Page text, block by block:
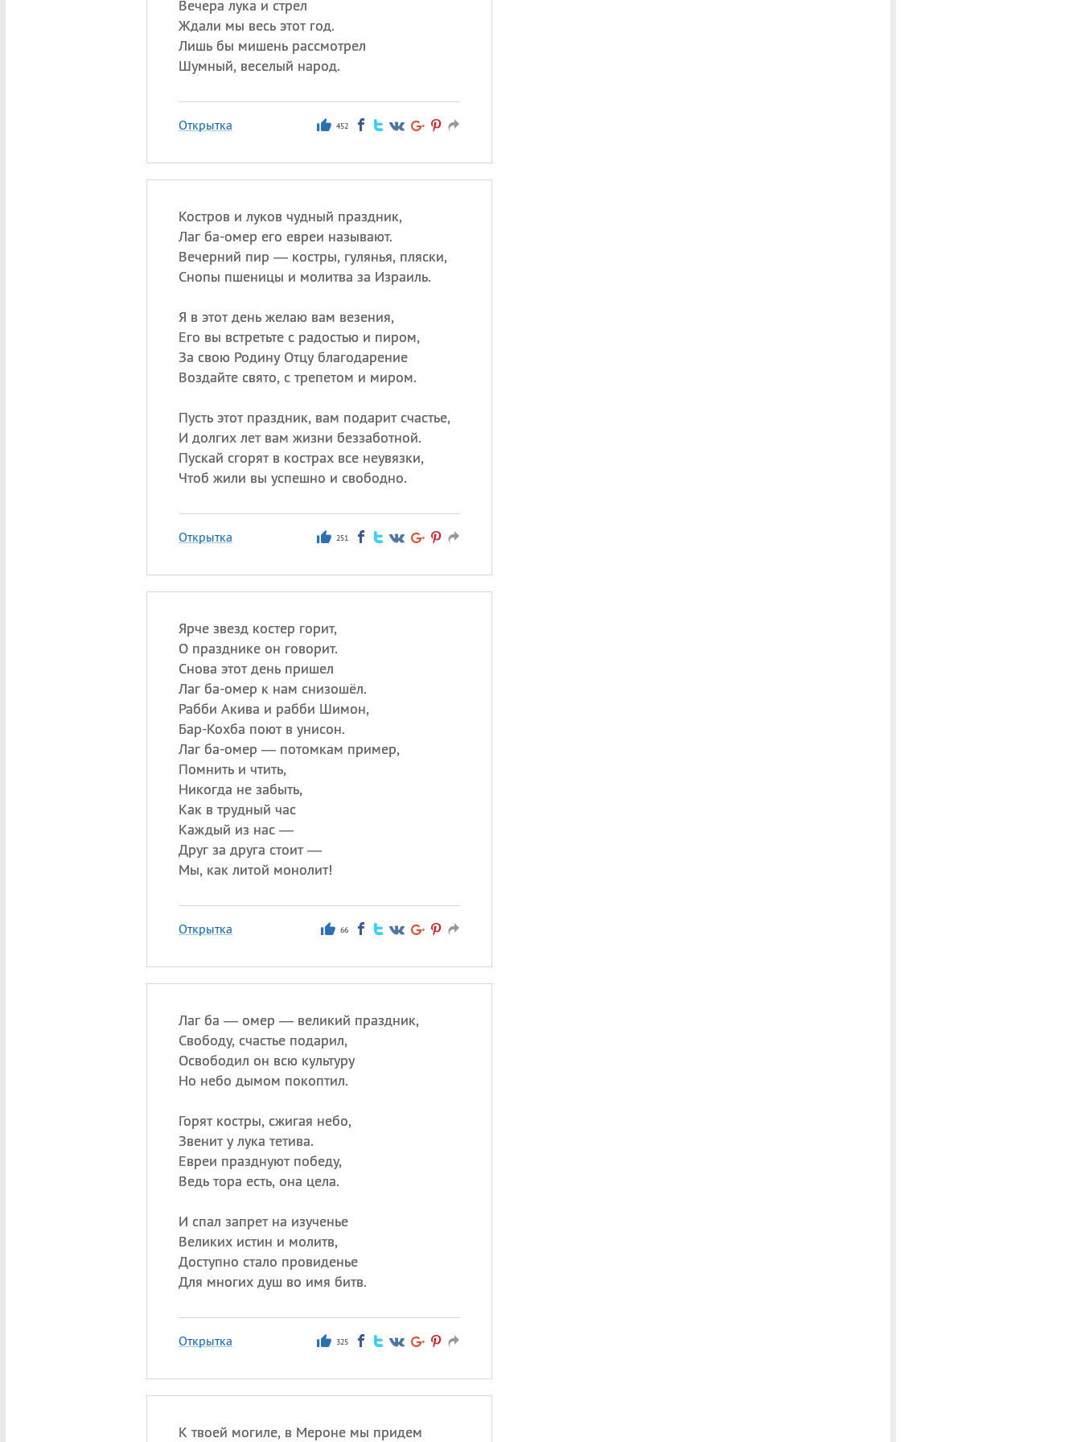
Вечера лука и стрел
Ждали мы весь этот год.
Лишь бы мишень рассмотрел
Шумный, веселый народ.
Открытка 452
Костров и луков чудный праздник,
Лаг ба-омер его евреи называют.
Вечерний пир — костры, гулянья, пляски,
Снопы пшеницы и молитва за Израиль.
Я в этот день желаю вам везения,
Его вы встретьте с радостью и пиром,
За свою Родину Отцу благодарение
Воздайте свято, с трепетом и миром.
Пусть этот праздник, вам подарит счастье,
И долгих лет вам жизни беззаботной.
Пускай сгорят в кострах все неувязки,
Чтоб жили вы успешно и свободно.
Открытка 251
Ярче звезд костер горит,
О празднике он говорит.
Снова этот день пришел
Лаг ба-омер к нам снизошёл.
Рабби Акива и рабби Шимон,
Бар-Кохба поют в унисон.
Лаг ба-омер — потомкам пример,
Помнить и чтить,
Никогда не забыть,
Как в трудный час
Каждый из нас —
Друг за друга стоит —
Мы, как литой монолит!
Открытка 66
Лаг ба — омер — великий праздник,
Свободу, счастье подарил,
Освободил он всю культуру
Но небо дымом покоптил.
Горят костры, сжигая небо,
Звенит у лука тетива.
Евреи празднуют победу,
Ведь тора есть, она цела.
И спал запрет на изученье
Великих истин и молитв,
Доступно стало провиденье
Для многих душ во имя битв.
Открытка 325
К твоей могиле, в Мероне мы придем